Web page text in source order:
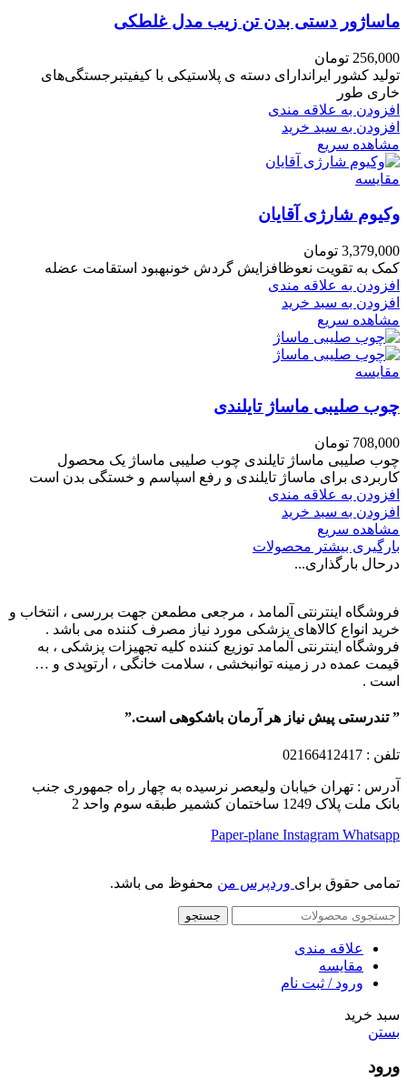
ماساژور دستی بدن تن زیب مدل غلطکی
256,000 تومان
تولید کشور ایراندارای دسته ی پلاستیکی با کیفیتبرجستگی‌‎های
خاری طور
افزودن به علاقه مندی
افزودن به سبد خرید
مشاهده سریع
مقایسه
وکیوم شارژی آقایان
3,379,000 تومان
کمک به تقویت نعوظافزایش گردش خونبهبود استقامت عضله
افزودن به علاقه مندی
افزودن به سبد خرید
مشاهده سریع
مقایسه
چوب صلیبی ماساژ تایلندی
708,000 تومان
چوب صلیبی ماساژ تایلندی چوب صلیبی ماساژ یک محصول
کاربردی برای ماساژ تایلندی و رفع اسپاسم و خستگی بدن است
افزودن به علاقه مندی
افزودن به سبد خرید
مشاهده سریع
بارگیری بیشتر محصولات
درحال بارگذاری...
فروشگاه اینترنتی آلمامد ، مرجعی مطمعن جهت بررسی ، انتخاب و
خرید انواع کالاهای پزشکی مورد نیاز مصرف کننده می باشد .
فروشگاه اینترنتی آلمامد توزیع کننده کلیه تجهیزات پزشکی ، به
قیمت عمده در زمینه توانبخشی ، سلامت خانگی ، ارتوپدی و …
است .
” تندرستی پیش نیاز هر آرمان باشکوهی است.”
تلفن : 02166412417
آدرس : تهران خیابان ولیعصر نرسیده به چهار راه جمهوری جنب
بانک ملت پلاک 1249 ساختمان کشمیر طبقه سوم واحد 2
Paper-plane Instagram Whatsapp
تمامی حقوق برای وردپرس من محفوظ می باشد.
جستجو
علاقه مندی
مقایسه
ورود / ثبت نام
سبد خرید
بستن
ورود